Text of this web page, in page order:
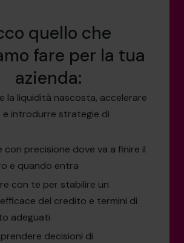
quello che
fare per la tua
azienda:
la liquidità nascosta, accelerare
e introdurre strategie di
con precisione dove va a finire il
e quando entra
con te per stabilire un
del credito e termini di
adeguati
decisioni di